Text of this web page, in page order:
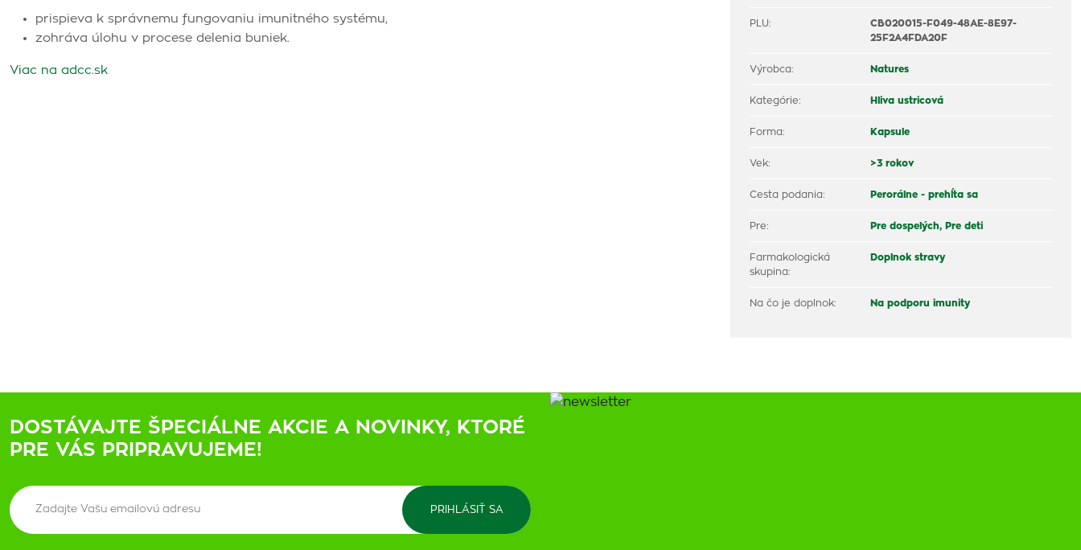
prispieva k správnemu fungovaniu imunitného systému,
zohráva úlohu v procese delenia buniek.
Viac na adcc.sk
PLU:
CB020015-F049-48AE-8E97-
25F2A4FDA20F
Výrobca: Natures
Kategórie: Hliva ustricová
Forma: Kapsule
Vek: >3 rokov
Cesta podania: Perorálne - prehĺta sa
Pre: Pre dospelých, Pre deti
Farmakologická
skupina:
Doplnok stravy
Na čo je doplnok: Na podporu imunity
DOSTÁVAJTE ŠPECIÁLNE AKCIE A NOVINKY, KTORÉ
PRE VÁS PRIPRAVUJEME!